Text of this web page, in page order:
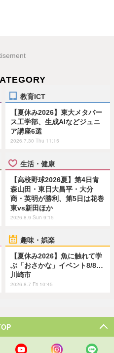
教育ICT
【夏休み2026】東大メタバー
ス工学部、生成AIなどジュニ
ア講座6選
2026.7.30 Thu 11:15
生活・健康
【高校野球2026夏】第4日青
森山田・東日大昌平・大分
商・英明が勝利、第5日は花巻
東vs新田ほか
2026.8.9 Sun 9:15
趣味・娯楽
【夏休み2026】魚に触れて学
ぶ「おさかな」イベント8/8…
川崎市
2026.8.7 Fri 10:45